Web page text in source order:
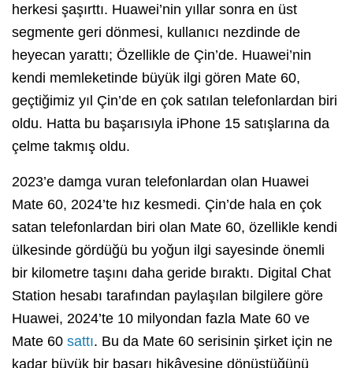
herkesi şaşırttı. Huawei’nin yıllar sonra en üst
segmente geri dönmesi, kullanıcı nezdinde de
heyecan yarattı; Özellikle de Çin’de. Huawei’nin
kendi memleketinde büyük ilgi gören Mate 60,
geçtiğimiz yıl Çin’de en çok satılan telefonlardan biri
oldu. Hatta bu başarısıyla iPhone 15 satışlarına da
çelme takmış oldu.
2023’e damga vuran telefonlardan olan Huawei
Mate 60, 2024’te hız kesmedi. Çin’de hala en çok
satan telefonlardan biri olan Mate 60, özellikle kendi
ülkesinde gördüğü bu yoğun ilgi sayesinde önemli
bir kilometre taşını daha geride bıraktı. Digital Chat
Station hesabı tarafından paylaşılan bilgilere göre
Huawei, 2024’te 10 milyondan fazla Mate 60 ve
Mate 60 sattı. Bu da Mate 60 serisinin şirket için ne
kadar büyük bir başarı hikâyesine dönüştüğünü